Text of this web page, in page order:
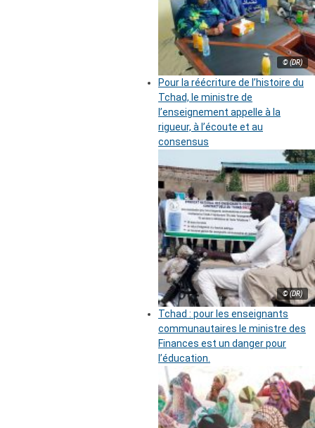
© (DR)
Pour la réécriture de l’histoire du
Tchad, le ministre de
l’enseignement appelle à la
rigueur, à l’écoute et au
consensus
© (DR)
Tchad : pour les enseignants
communautaires le ministre des
Finances est un danger pour
l’éducation.